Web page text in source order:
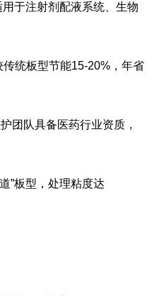
于注射剂配液系统、生物
传统板型节能15-20%，年省
团队具备医药行业资质，
”板型，处理粘度达